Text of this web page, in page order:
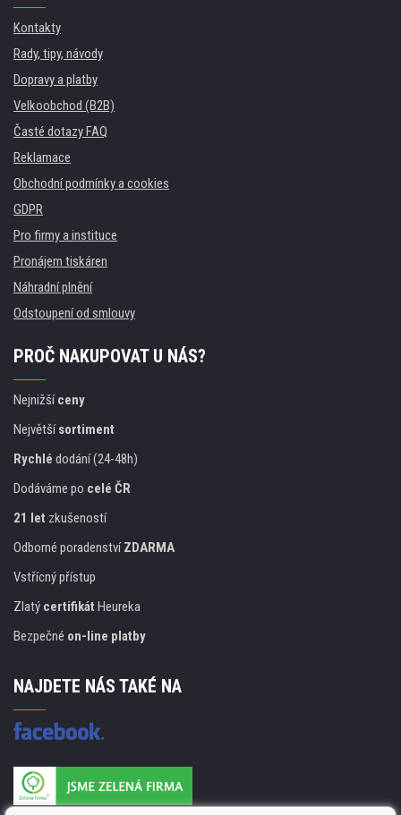
Kontakty
Rady, tipy, návody
Dopravy a platby
Velkoobchod (B2B)
Časté dotazy FAQ
Reklamace
Obchodní podmínky a cookies
GDPR
Pro firmy a instituce
Pronájem tiskáren
Náhradní plnění
Odstoupení od smlouvy
PROČ NAKUPOVAT U NÁS?
Nejnižšíceny
Největšísortiment
Rychlé dodání (24-48h)
Dodáváme po celé ČR
21 let zkušeností
Odborné poradenstvíZDARMA
Vstřícný přístup
Zlatý certifikát Heureka
Bezpečné on-line platby
NAJDETE NÁS TAKÉ NA